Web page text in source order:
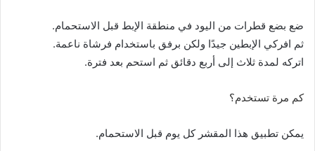
ضع بضع قطرات من اليود في منطقة الإبط قبل الاستحمام.
ثم افركي الإبطين جيدًا ولكن برفق باستخدام فرشاة ناعمة.
اتركه لمدة ثلاث إلى أربع دقائق ثم استحم بعد فترة.
كم مرة تستخدم؟
يمكن تطبيق هذا المقشر كل يوم قبل الاستحمام.